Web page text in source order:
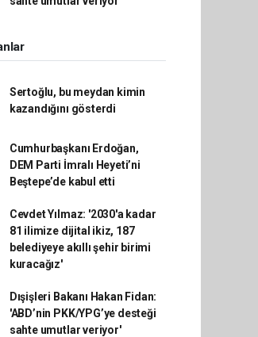
Sertoğlu, bu meydan kimin
kazandığını gösterdi
Cumhurbaşkanı Erdoğan,
DEM Parti İmralı Heyeti’ni
Beştepe’de kabul etti
Cevdet Yılmaz: '2030'a kadar
81 ilimize dijital ikiz, 187
belediyeye akıllı şehir birimi
kuracağız'
Dışişleri Bakanı Hakan Fidan:
'ABD’nin PKK/YPG’ye desteği
sahte umutlar veriyor'